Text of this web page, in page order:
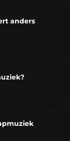
anders